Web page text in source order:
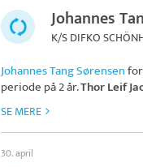
Johannes
K/S DIFKO
Johannes Tang Sørensen
periode på 2 år.Thor Leif
SE MERE
30. april